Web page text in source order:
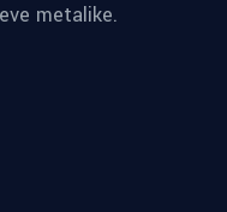
metalike.